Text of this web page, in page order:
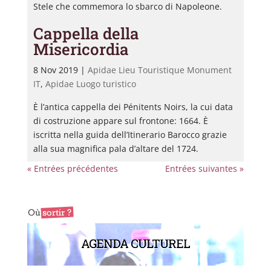
Stele che commemora lo sbarco di Napoleone.
Cappella della
Misericordia
8 Nov 2019| Apidae Lieu Touristique Monument
IT, Apidae Luogo turistico
È l’antica cappella dei Pénitents Noirs, la cui data
di costruzione appare sul frontone: 1664. È
iscritta nella guida dell’Itinerario Barocco grazie
alla sua magnifica pala d’altare del 1724.
« Entrées précédentes
Entrées suivantes »
AGENDA CULTUREL